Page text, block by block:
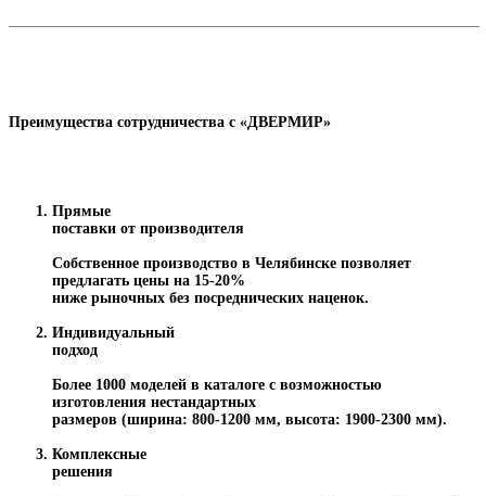
Преимущества сотрудничества с «ДВЕРМИР»
Прямые
поставки от производителя
Собственное производство в Челябинске позволяет
предлагать цены на 15-20%
ниже рыночных без посреднических наценок.
Индивидуальный
подход
Более 1000 моделей в каталоге с возможностью
изготовления нестандартных
размеров (ширина: 800-1200 мм, высота: 1900-2300 мм).
Комплексные
решения